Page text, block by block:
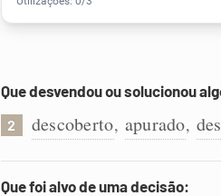
Que desvendou ou solucionou
2 descoberto, apurado,
Que foi alvo de uma decisão: